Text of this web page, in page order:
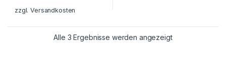
zzgl.Versandkosten
Alle 3 Ergebnisse werden angezeigt